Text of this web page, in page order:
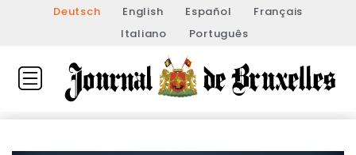
Deutsch English Español
Français
Italiano
Português